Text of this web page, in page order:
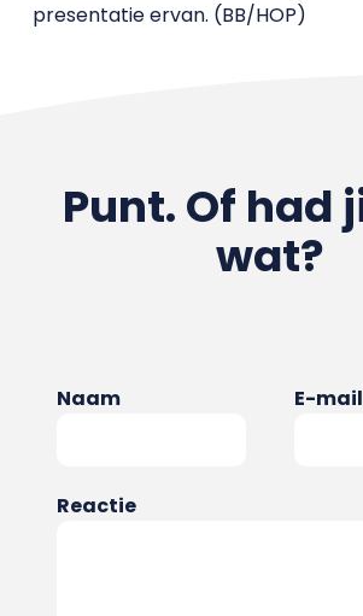
presentatie ervan. (BB/HOP)
Punt. Of had
wat?
Naam E-mail
Reactie